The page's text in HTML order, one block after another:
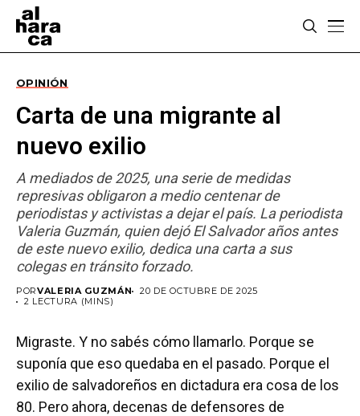
OPINIÓN
Carta de una migrante al
nuevo exilio
A mediados de 2025, una serie de medidas
represivas obligaron a medio centenar de
periodistas y activistas a dejar el país. La periodista
Valeria Guzmán, quien dejó El Salvador años antes
de este nuevo exilio, dedica una carta a sus
colegas en tránsito forzado.
PORVALERIA GUZMÁN
20 DE OCTUBRE DE 2025
2 LECTURA (MINS)
Migraste. Y no sabés cómo llamarlo. Porque se
suponía que eso quedaba en el pasado. Porque el
exilio de salvadoreños en dictadura era cosa de los
80. Pero ahora, decenas de defensores de